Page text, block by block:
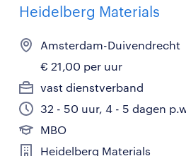
Heidelberg Materials
Amsterdam-Duivendrecht
€ 21,00 per uur
vast dienstverband
32 - 50 uur, 4 - 5 dagen
MBO
Heidelberg Materials